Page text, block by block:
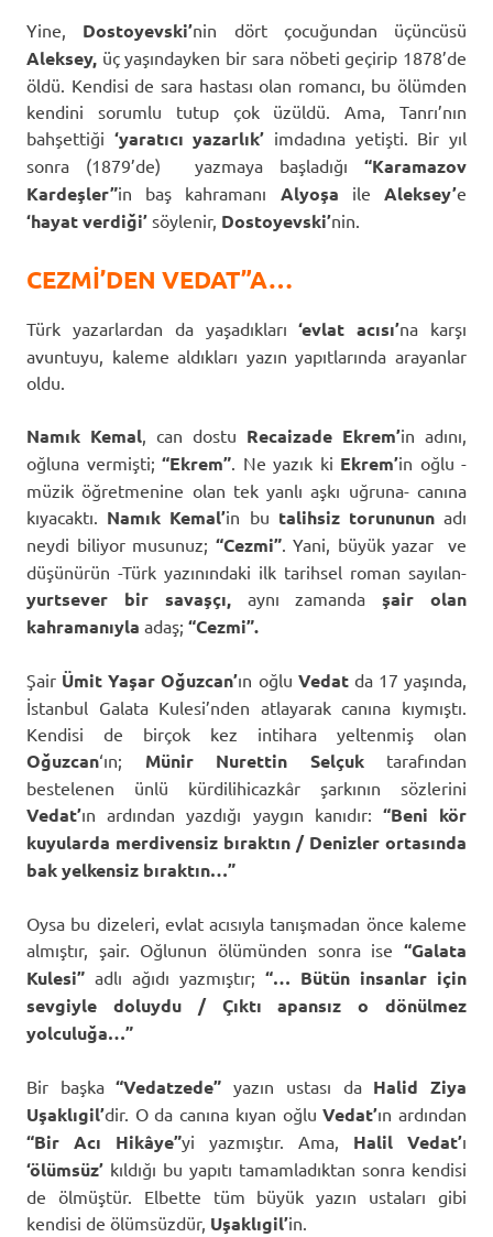
Yine, Dostoyevski’nin dört çocuğundan üçüncüsü
Aleksey, üç yaşındayken bir sara nöbeti geçirip 1878’de
öldü. Kendisi de sara hastası olan romancı, bu ölümden
kendini sorumlu tutup çok üzüldü. Ama, Tanrı’nın
bahşettiği ‘yaratıcı yazarlık’ imdadına yetişti. Bir yıl
sonra (1879’de) yazmaya başladığı “Karamazov
Kardeşler”in baş kahramanı Alyoşa ile Aleksey’e
‘hayat verdiği’ söylenir, Dostoyevski’nin.
CEZMİ’DEN VEDAT”A…
Türk yazarlardan da yaşadıkları‘evlat acısı’na karşı
avuntuyu, kaleme aldıkları yazın yapıtlarında arayanlar
oldu.
Namık Kemal, can dostu Recaizade Ekrem’in adını,
oğluna vermişti; “Ekrem”. Ne yazık ki Ekrem’in oğlu -
müzik öğretmenine olan tek yanlı aşkı uğruna- canına
kıyacaktı. Namık Kemal’in bu talihsiz torunununadı
neydi biliyor musunuz; “Cezmi”. Yani, büyük yazar ve
düşünürün -Türk yazınındaki ilk tarihsel roman sayılan-
yurtsever bir savaşçı, aynı zamanda şair olan
kahramanıyla adaş; “Cezmi”.
Şair Ümit Yaşar Oğuzcan’ın oğlu Vedatda 17 yaşında,
İstanbul Galata Kulesi’nden atlayarak canına kıymıştı.
Kendisi de birçok kez intihara yeltenmiş olan
Oğuzcan‘ın; Münir Nurettin Selçuktarafından
bestelenen ünlü kürdilihicazkâr şarkının sözlerini
Vedat’ın ardından yazdığı yaygın kanıdır: “Beni kör
kuyularda merdivensiz bıraktın / Denizler ortasında
bak yelkensiz bıraktın…”
Oysa bu dizeleri, evlat acısıyla tanışmadan önce kaleme
almıştır, şair. Oğlunun ölümünden sonra ise “Galata
Kulesi” adlı ağıdı yazmıştır; “… Bütün insanlar için
sevgiyle doluydu / Çıktı apansız o dönülmez
yolculuğa…”
Bir başka“Vedatzede” yazın ustası da Halid Ziya
Uşaklıgil’dir. O da canına kıyan oğluVedat’ın ardından
“Bir Acı Hikâye”yi yazmıştır. Ama, Halil Vedat’ı
‘ölümsüz’ kıldığı bu yapıtı tamamladıktan sonra kendisi
de ölmüştür. Elbette tüm büyük yazın ustaları gibi
kendisi de ölümsüzdür, Uşaklıgil’in.